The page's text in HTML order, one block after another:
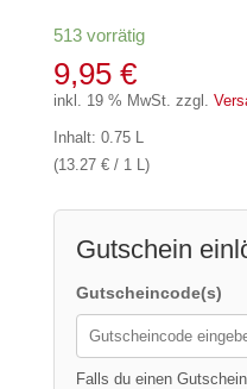
513 vorrätig
9,95 €
inkl. 19 % MwSt. zzgl.
Inhalt: 0.75 L
(13.27 € / 1 L)
Gutschein
Gutscheincode(s)
Falls du einen